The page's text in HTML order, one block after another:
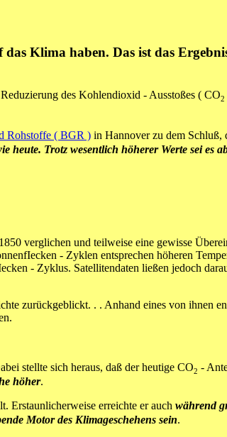
Klima haben. Das ist das
des Kohlendioxid - Ausstoßes ( CO2
Rohstoffe ( BGR ) in Hannover zu dem Schluß,
heute. Trotz wesentlich höherer Werte sei es
verglichen und teilweise eine gewisse
- Zyklen entsprechen höheren
- Zyklus. Satellitendaten ließen jedoch
zurückgeblickt. . . Anhand eines von ihnen
stellte sich heraus, daß der heutige CO2 -
höher.
Erstaunlicherweise erreichte er auch während
Motor des Klimageschehens sein.